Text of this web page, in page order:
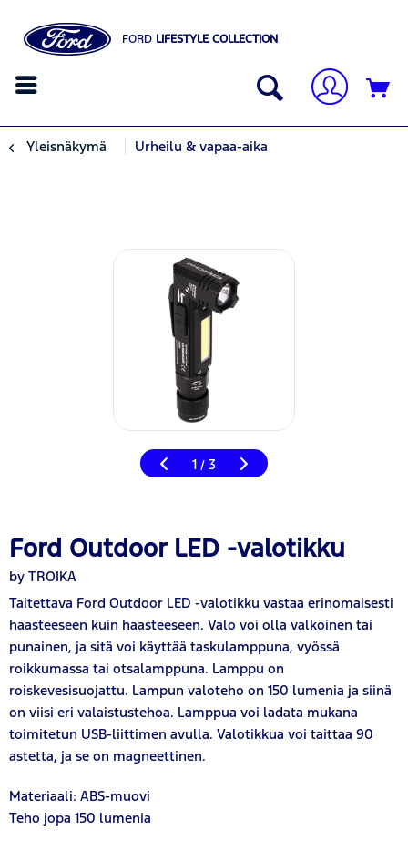
FORD LIFESTYLE COLLECTION
Yleisnäkymä Urheilu & vapaa-aika
1 / 3
Ford Outdoor LED -valotikku
by TROIKA
Taitettava Ford Outdoor LED -valotikku vastaa erinomaisesti
haasteeseen kuin haasteeseen. Valo voi olla valkoinen tai
punainen, ja sitä voi käyttää taskulamppuna, vyössä
roikkumassa tai otsalamppuna. Lamppu on
roiskevesisuojattu. Lampun valoteho on 150 lumenia ja siinä
on viisi eri valaistustehoa. Lamppua voi ladata mukana
toimitetun USB-liittimen avulla. Valotikkua voi taittaa 90
astetta, ja se on magneettinen.
Materiaali: ABS-muovi
Teho jopa 150 lumenia